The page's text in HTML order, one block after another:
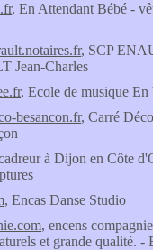
, En Attendant Bébé -
, SCP
Jean-Charles
, Ecole de musique En
besancon.fr, Carré
à Dijon en Côte
, Encas Danse Studio
, encens
et grande qualité. -